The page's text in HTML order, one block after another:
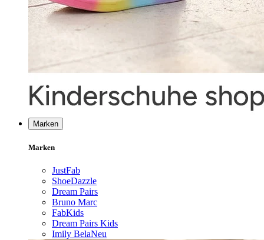
Marken
Marken
JustFab
ShoeDazzle
Dream Pairs
Bruno Marc
FabKids
Dream Pairs Kids
Imily BelaNeu